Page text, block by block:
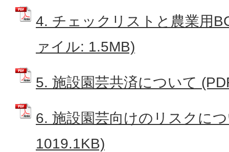
4. チェックリストと農業用
ァイル: 1.5MB)
5. 施設園芸共済について
6. 施設園芸向けのリスクに
1019.1KB)